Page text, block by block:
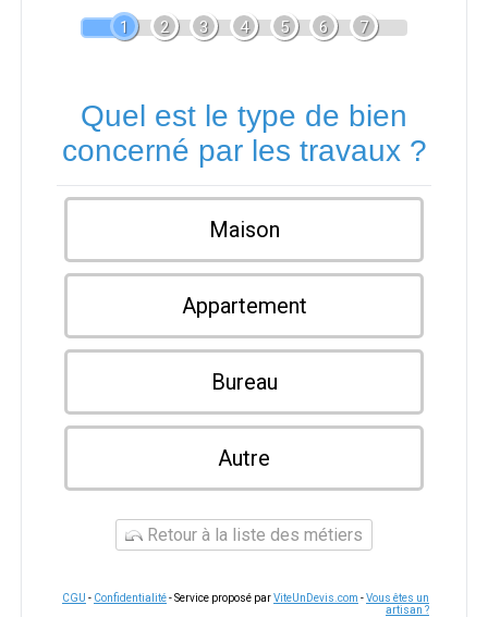
1 2 3 4 5 6 7
Quel est le type de bien
concerné par les travaux ?
Maison
Appartement
Bureau
Autre
Retour à la liste des métiers
CGU - Confidentialité- Service proposé parViteUnDevis.com -Vous êtes un
artisan ?